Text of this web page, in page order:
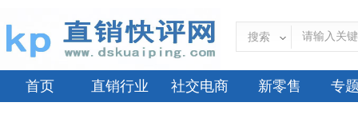
搜索
首页 直销行业 社交电商 新零售 专